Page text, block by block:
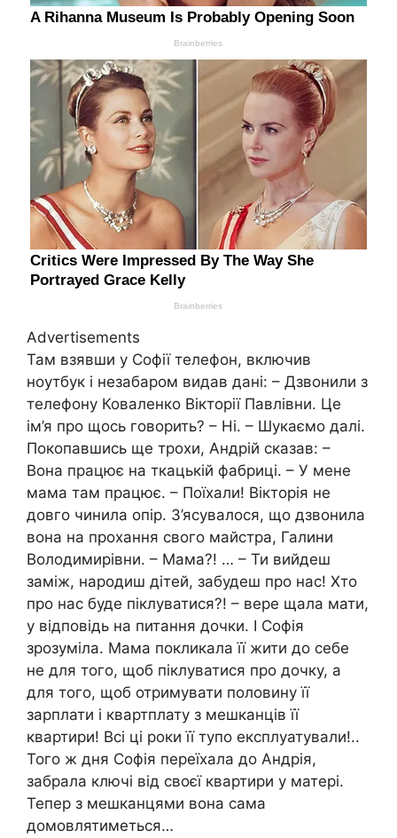
Advertisements
Там взявши у Софії телефон, включив
ноутбук і незабаром видав дані: – Дзвонили з
телефону Коваленко Вікторії Павлівни. Це
ім’я про щось говорить? – Ні. – Шукаємо далі.
Покопавшись ще трохи, Андрій сказав: –
Вона працює на ткацькій фабриці. – У мене
мама там працює. – Поїхали! Вікторія не
довго чинила опір. З’ясувалося, що дзвонила
вона на прохання свого майстра, Галини
Володимирівни. – Мама?! … – Ти вийдеш
заміж, народиш дітей, забудеш про нас! Хто
про нас буде піклуватися?! – вере щала мати,
у відповідь на питання дочки. І Софія
зрозуміла. Мама покликала її жити до себе
не для того, щоб піклуватися про дочку, а
для того, щоб отримувати половину її
зарплати і квартплату з мешканців її
квартири! Всі ці роки її тупо експлуатували!..
Того ж дня Софія переїхала до Андрія,
забрала ключі від своєї квартири у матері.
Тепер з мешканцями вона сама
домовлятиметься…